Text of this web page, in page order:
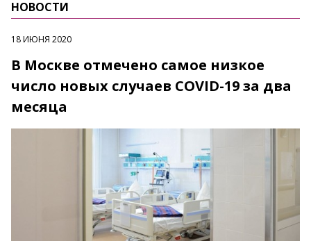
НОВОСТИ
18 ИЮНЯ 2020
В Москве отмечено самое низкое
число новых случаев COVID-19 за два
месяца